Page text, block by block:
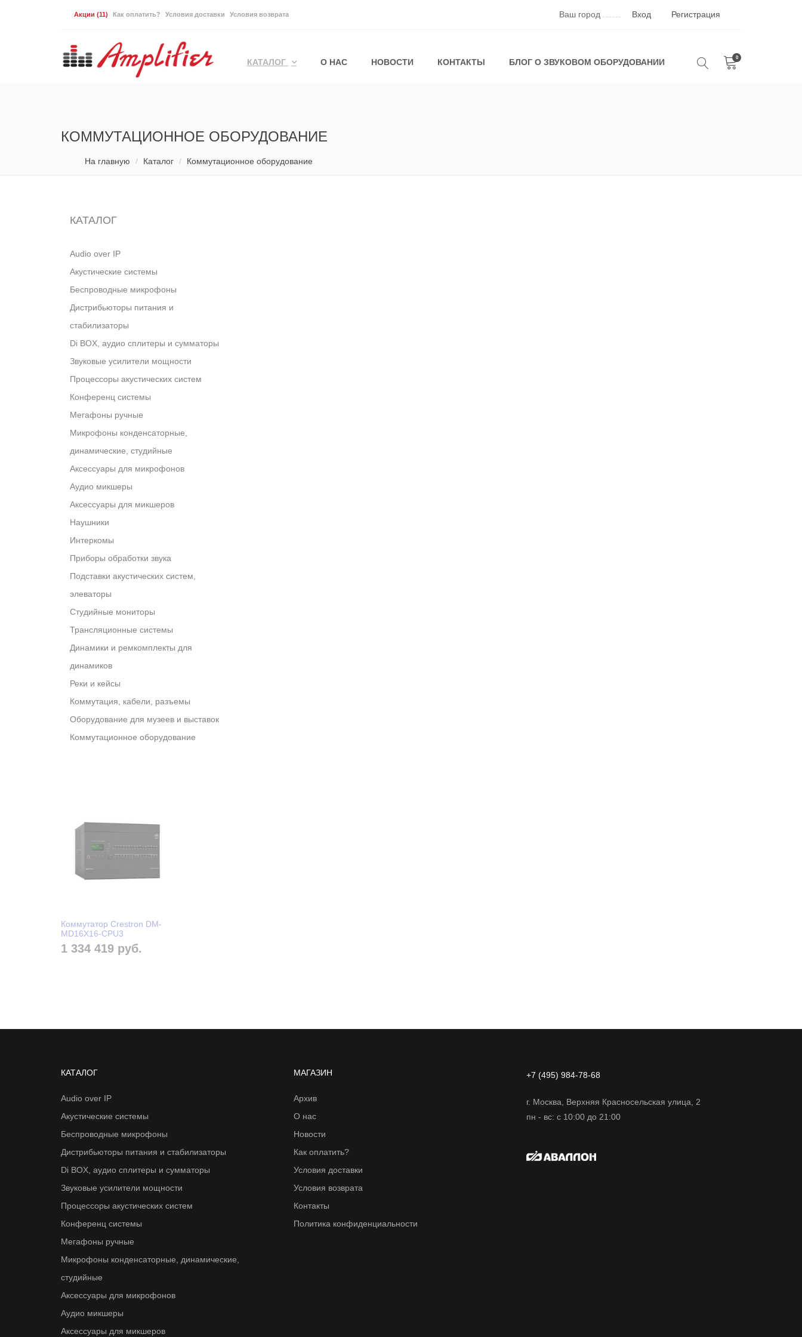
Акции (11) Как оплатить? Условия доставки Условия возврата Ваш город Вход Регистрация
0
КАТАЛОГ О НАС НОВОСТИ КОНТАКТЫ БЛОГ О ЗВУКОВОМ ОБОРУДОВАНИИ
КОММУТАЦИОННОЕ ОБОРУДОВАНИЕ
На главную Каталог Коммутационное оборудование
КАТАЛОГ
Audio over IP
Акустические системы
Беспроводные микрофоны
Дистрибьюторы питания и
стабилизаторы
Di BOX, аудио сплитеры и сумматоры
Звуковые усилители мощности
Процессоры акустических систем
Конференц системы
Мегафоны ручные
Микрофоны конденсаторные,
динамические, студийные
Аксессуары для микрофонов
Аудио микшеры
Аксессуары для микшеров
Наушники
Интеркомы
Приборы обработки звука
Подставки акустических систем,
элеваторы
Студийные мониторы
Трансляционные системы
Динамики и ремкомплекты для
динамиков
Реки и кейсы
Коммутация, кабели, разъемы
Оборудование для музеев и выставок
Коммутационное оборудование
Коммутатор Crestron DM-
MD16X16-CPU3
1 334 419 руб.
КАТАЛОГ
Audio over IP
Акустические системы
Беспроводные микрофоны
Дистрибьюторы питания и стабилизаторы
Di BOX, аудио сплитеры и сумматоры
Звуковые усилители мощности
Процессоры акустических систем
Конференц системы
Мегафоны ручные
Микрофоны конденсаторные, динамические,
студийные
Аксессуары для микрофонов
Аудио микшеры
Аксессуары для микшеров
МАГАЗИН
Архив
О нас
Новости
Как оплатить?
Условия доставки
Условия возврата
Контакты
Политика конфиденциальности
+7 (495) 984-78-68
г. Москва, Верхняя Красносельская улица, 2
пн - вс: с 10:00 до 21:00